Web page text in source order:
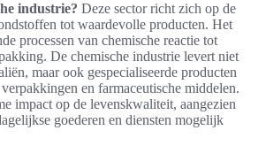
industrie? Deze sector richt zich op de
tot waardevolle producten. Het
processen van chemische reactie tot
De chemische industrie levert niet
maar ook gespecialiseerde producten
en farmaceutische middelen.
impact op de levenskwaliteit, aangezien
goederen en diensten mogelijk